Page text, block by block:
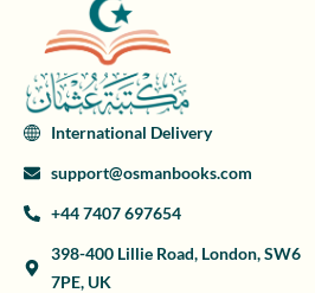
International Delivery
support@osmanbooks.com
+44 7407 697654
398-400 Lillie Road, London, SW6
7PE, UK